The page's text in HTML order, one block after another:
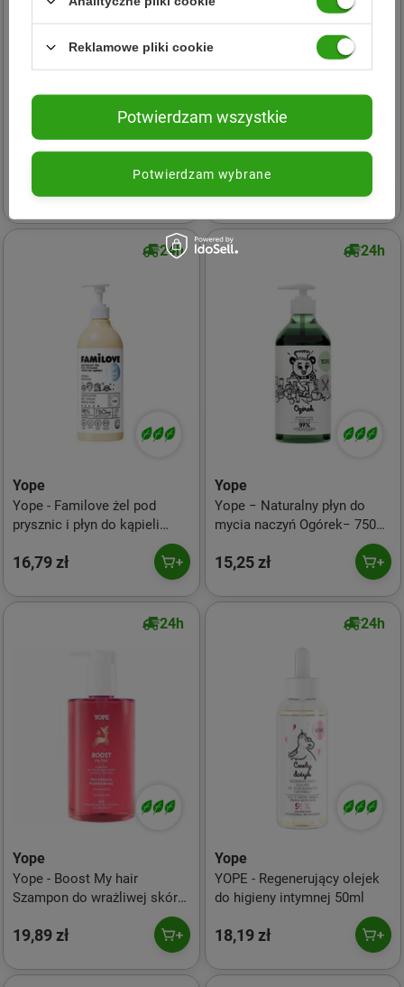
Yope - Mydło w płynie.
Wanilia i cynamon - 500 ml
15,99 zł
Yope
higieny intymnej dla
mężczyzn 300ml
24h
Yope
Yope - Familove żel pod
prysznic i płyn do kąpieli
Kwitnąca Bergamotka 750ml
16,79 zł
24h
Yope
Yope − Naturalny płyn do
mycia naczyń Ogórek− 750
15,25 zł
24h
Yope
Yope - Boost My hair
Szampon do wrażliwej skóry
19,89 zł
24h
Yope
YOPE - Regenerujący olejek
do higieny intymnej 50ml
18,19 zł
Reklamowe pliki cookie
Potwierdzam wybrane
Potwierdzam wszystkie